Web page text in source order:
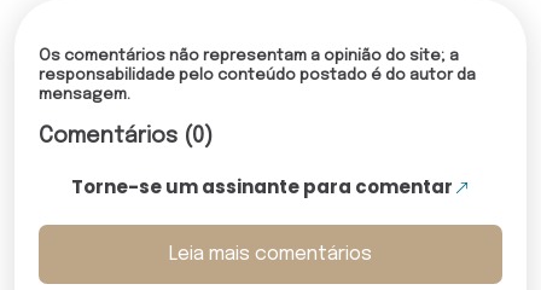
Os comentários não representam a opinião do site; a
responsabilidade pelo conteúdo postado é do autor da
mensagem.
Comentários (0)
Torne-se um assinante para comentar
Leia mais comentários